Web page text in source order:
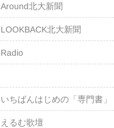
Around北大新聞
LOOKBACK北大新聞
Radio
いちばんはじめの「専門書」
えるむ歌壇